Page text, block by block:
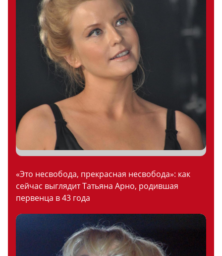
«Это несвобода, прекрасная несвобода»: как
сейчас выглядит Татьяна Арно, родившая
первенца в 43 года